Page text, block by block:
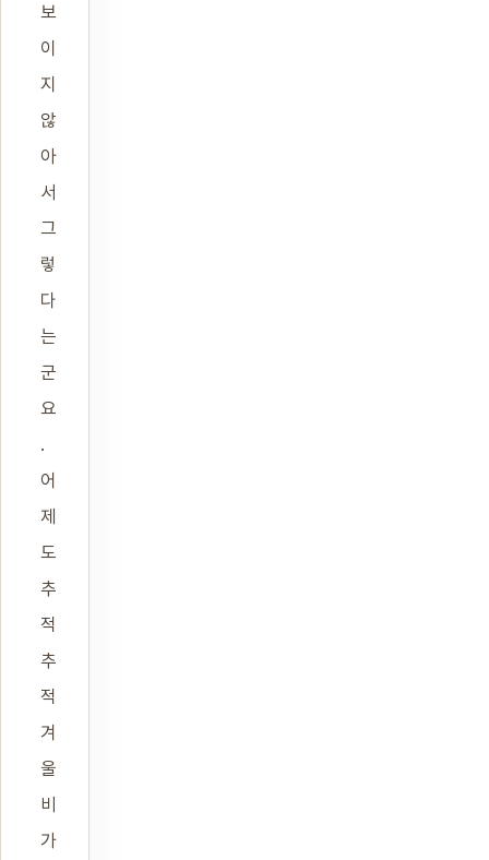
보
이
지
않
아
서
그
렇
다
는
군
요
.
어
제
도
추
적
추
적
겨
울
비
가